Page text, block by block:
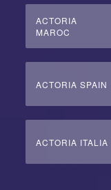
ACTORIA
MAROC
ACTORIA SPAIN
ACTORIA ITALIA